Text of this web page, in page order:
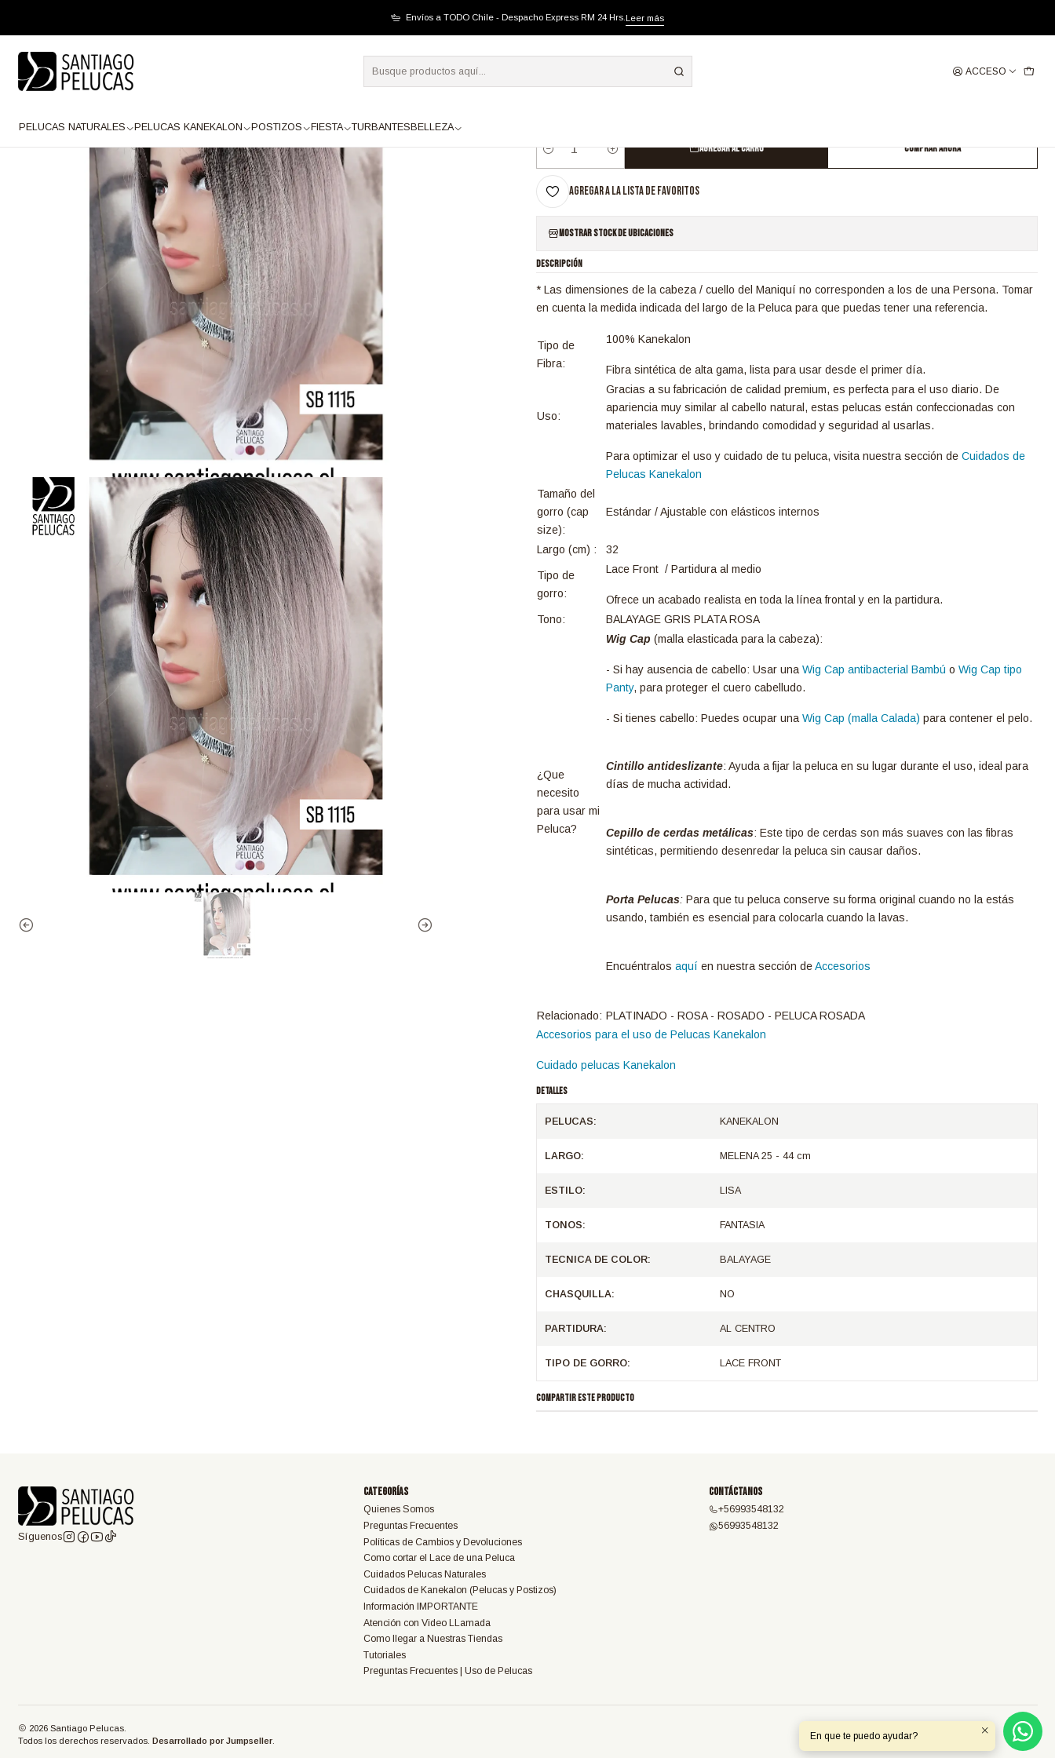
ACCESO
PELUCAS NATURALES PELUCAS KANEKALON POSTIZOS FIESTA TURBANTES BELLEZA
Envíos a TODO Chile - Despacho Express RM 24 Hrs. Leer más
SB1115 LACE FRONT MELENA YAKI BALAYAGE GRIS PLATA ROSA
SB1115 LACE FRONT MELENA YAKI BALAYAGE GRIS PLATA
Cantidad
Agregar al Carro Comprar ahora
Agregar a la lista de favoritos
Mostrar stock de ubicaciones
DESCRIPCIÓN
* Las dimensiones de la cabeza / cuello del Maniquí no corresponden a los de una Persona. Tomar
en cuenta la medida indicada del largo de la Peluca para que puedas tener una referencia.
Tipo de
Fibra:
100% Kanekalon
Fibra sintética de alta gama, lista para usar desde el primer día.
Uso:
Gracias a su fabricación de calidad premium, es perfecta para el uso diario. De
apariencia muy similar al cabello natural, estas pelucas están confeccionadas con
materiales lavables, brindando comodidad y seguridad al usarlas.
Para optimizar el uso y cuidado de tu peluca, visita nuestra sección deCuidados de
Pelucas Kanekalon
Tamaño del
gorro (cap
size):
Estándar / Ajustable con elásticos internos
Largo (cm) : 32
Tipo de
gorro:
Lace Front / Partidura al medio
Ofrece un acabado realista en toda la línea frontal y en la partidura.
Tono:
BALAYAGE GRIS PLATA ROSA
¿Que
necesito
para usar mi
Peluca?
Wig Cap (malla elasticada para la cabeza):
- Si hay ausencia de cabello: Usar unaWig Cap antibacterial Bambú o Wig Cap tipo
Panty, para proteger el cuero cabelludo.
- Si tienes cabello: Puedes ocupar unaWig Cap (malla Calada) para contener el pelo.
Cintillo antideslizante: Ayuda a fijar la peluca en su lugar durante el uso, ideal para
días de mucha actividad.
Cepillo de cerdas metálicas: Este tipo de cerdas son más suaves con las fibras
sintéticas, permitiendo desenredar la peluca sin causar daños.
Porta Pelucas:Para que tu peluca conserve su forma original cuando no la estás
usando, también es esencial para colocarla cuando la lavas.
Encuéntralos aquí en nuestra sección deAccesorios
Relacionado: PLATINADO - ROSA - ROSADO - PELUCA ROSADA
Accesorios para el uso de Pelucas Kanekalon
Cuidado pelucas Kanekalon
DETALLES
PELUCAS: KANEKALON
LARGO: MELENA 25 - 44 cm
ESTILO: LISA
TONOS: FANTASIA
TECNICA DE COLOR: BALAYAGE
CHASQUILLA: NO
PARTIDURA: AL CENTRO
TIPO DE GORRO: LACE FRONT
COMPARTIR ESTE PRODUCTO
Síguenos
Categorías
Quienes Somos
Preguntas Frecuentes
Políticas de Cambios y Devoluciones
Como cortar el Lace de una Peluca
Cuidados Pelucas Naturales
Cuidados de Kanekalon (Pelucas y Postizos)
Información IMPORTANTE
Atención con Video LLamada
Como llegar a Nuestras Tiendas
Tutoriales
Preguntas Frecuentes | Uso de Pelucas
Contáctanos
+56993548132
56993548132
2026 Santiago Pelucas.
Todos los derechos reservados. Desarrollado por Jumpseller. En que te puedo ayudar?